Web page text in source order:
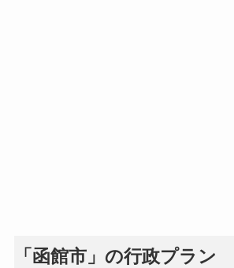
「函館市」の行政プラン